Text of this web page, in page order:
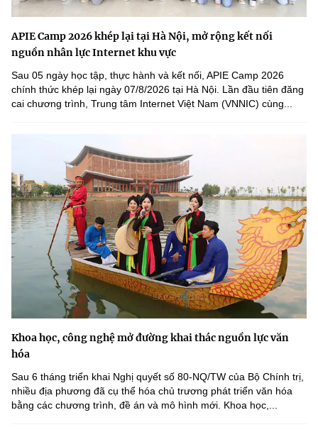
APIE Camp 2026 khép lại tại Hà Nội, mở rộng kết nối
nguồn nhân lực Internet khu vực
Sau 05 ngày học tập, thực hành và kết nối, APIE Camp 2026
chính thức khép lại ngày 07/8/2026 tại Hà Nội. Lần đầu tiên đăng
cai chương trình, Trung tâm Internet Việt Nam (VNNIC) cùng...
Khoa học, công nghệ mở đường khai thác nguồn lực văn
hóa
Sau 6 tháng triển khai Nghị quyết số 80-NQ/TW của Bộ Chính trị,
nhiều địa phương đã cụ thể hóa chủ trương phát triển văn hóa
bằng các chương trình, đề án và mô hình mới. Khoa học,...